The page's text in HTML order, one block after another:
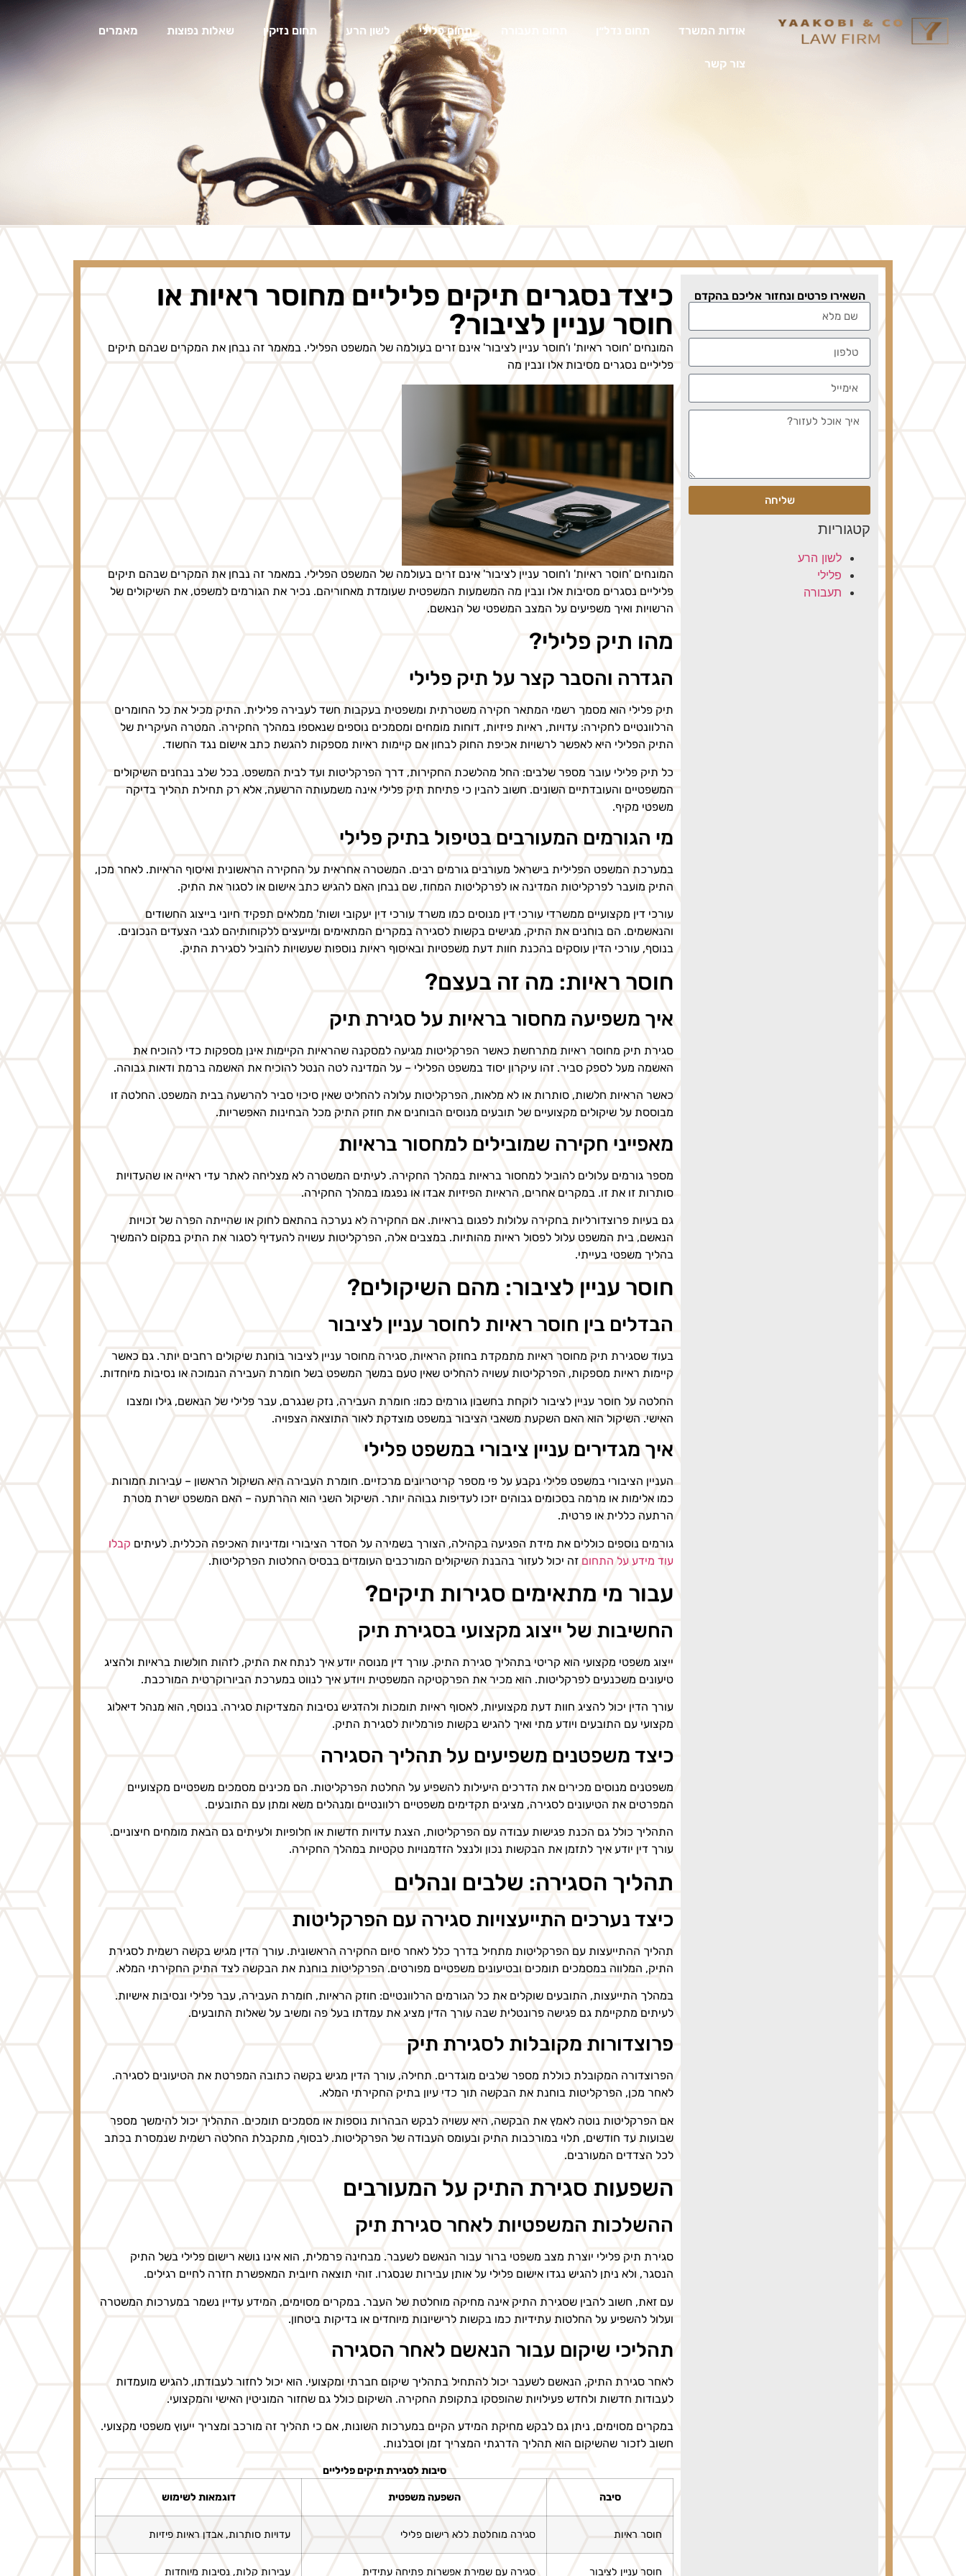
אודות המשרד תחום נדל״ן תחום תעבורה תחום פלילי לשון הרע תחום נזיקין שאלות נפוצות מאמרים
צור קשר
השאירו פרטים ונחזור אליכם בהקדם
שליחה
קטגוריות
לשון הרע
פלילי
תעבורה
כיצד נסגרים תיקים פליליים מחוסר ראיות או
חוסר עניין לציבור?
המונחים 'חוסר ראיות' ו'חוסר עניין לציבור' אינם זרים בעולמה של המשפט הפלילי. במאמר זה נבחן את המקרים שבהם תיקים
פליליים נסגרים מסיבות אלו ונבין מה
המונחים 'חוסר ראיות' ו'חוסר עניין לציבור' אינם זרים בעולמה של המשפט הפלילי. במאמר זה נבחן את המקרים שבהם תיקים
פליליים נסגרים מסיבות אלו ונבין מה המשמעות המשפטית שעומדת מאחוריהם. נכיר את הגורמים למשפט, את השיקולים של
הרשויות ואיך משפיעים על המצב המשפטי של הנאשם.
מהו תיק פלילי?
הגדרה והסבר קצר על תיק פלילי
תיק פלילי הוא מסמך רשמי המתאר חקירה משטרתית ומשפטית בעקבות חשד לעבירה פלילית. התיק מכיל את כל החומרים
הרלוונטיים לחקירה: עדויות, ראיות פיזיות, דוחות מומחים ומסמכים נוספים שנאספו במהלך החקירה. המטרה העיקרית של
התיק הפלילי היא לאפשר לרשויות אכיפת החוק לבחון אם קיימות ראיות מספקות להגשת כתב אישום נגד החשוד.
כל תיק פלילי עובר מספר שלבים: החל מהלשכת החקירות, דרך הפרקליטות ועד לבית המשפט. בכל שלב נבחנים השיקולים
המשפטיים והעובדתיים השונים. חשוב להבין כי פתיחת תיק פלילי אינה משמעותה הרשעה, אלא רק תחילת תהליך בדיקה
משפטי מקיף.
מי הגורמים המעורבים בטיפול בתיק פלילי
במערכת המשפט הפלילית בישראל מעורבים גורמים רבים. המשטרה אחראית על החקירה הראשונית ואיסוף הראיות. לאחר מכן,
התיק מועבר לפרקליטות המדינה או לפרקליטות המחוז, שם נבחן האם להגיש כתב אישום או לסגור את התיק.
עורכי דין מקצועיים ממשרדי עורכי דין מנוסים כמו משרד עורכי דין יעקובי ושות' ממלאים תפקיד חיוני בייצוג החשודים
והנאשמים. הם בוחנים את התיק, מגישים בקשות לסגירה במקרים המתאימים ומייעצים ללקוחותיהם לגבי הצעדים הנכונים.
בנוסף, עורכי הדין עוסקים בהכנת חוות דעת משפטיות ובאיסוף ראיות נוספות שעשויות להוביל לסגירת התיק.
חוסר ראיות: מה זה בעצם?
איך משפיעה מחסור בראיות על סגירת תיק
סגירת תיק מחוסר ראיות מתרחשת כאשר הפרקליטות מגיעה למסקנה שהראיות הקיימות אינן מספקות כדי להוכיח את
האשמה מעל לספק סביר. זהו עיקרון יסוד במשפט הפלילי – על המדינה לטה הנטל להוכיח את האשמה ברמת ודאות גבוהה.
כאשר הראיות חלשות, סותרות או לא מלאות, הפרקליטות עלולה להחליט שאין סיכוי סביר להרשעה בבית המשפט. החלטה זו
מבוססת על שיקולים מקצועיים של תובעים מנוסים הבוחנים את חוזק התיק מכל הבחינות האפשריות.
מאפייני חקירה שמובילים למחסור בראיות
מספר גורמים עלולים להוביל למחסור בראיות במהלך החקירה. לעיתים המשטרה לא מצליחה לאתר עדי ראייה או שהעדויות
סותרות זו את זו. במקרים אחרים, הראיות הפיזיות אבדו או נפגמו במהלך החקירה.
גם בעיות פרוצדורליות בחקירה עלולות לפגום בראיות. אם החקירה לא נערכה בהתאם לחוק או שהייתה הפרה של זכויות
הנאשם, בית המשפט עלול לפסול ראיות מהותיות. במצבים אלה, הפרקליטות עשויה להעדיף לסגור את התיק במקום להמשיך
בהליך משפטי בעייתי.
חוסר עניין לציבור: מהם השיקולים?
הבדלים בין חוסר ראיות לחוסר עניין לציבור
בעוד שסגירת תיק מחוסר ראיות מתמקדת בחוזק הראיות, סגירה מחוסר עניין לציבור בוחנת שיקולים רחבים יותר. גם כאשר
קיימות ראיות מספקות, הפרקליטות עשויה להחליט שאין טעם במשך המשפט בשל חומרת העבירה הנמוכה או נסיבות מיוחדות.
החלטה על חוסר עניין לציבור לוקחת בחשבון גורמים כמו: חומרת העבירה, נזק שנגרם, עבר פלילי של הנאשם, גילו ומצבו
האישי. השיקול הוא האם השקעת משאבי הציבור במשפט מוצדקת לאור התוצאה הצפויה.
איך מגדירים עניין ציבורי במשפט פלילי
העניין הציבורי במשפט פלילי נקבע על פי מספר קריטריונים מרכזיים. חומרת העבירה היא השיקול הראשון – עבירות חמורות
כמו אלימות או מרמה בסכומים גבוהים יזכו לעדיפות גבוהה יותר. השיקול השני הוא ההרתעה – האם המשפט ישרת מטרת
הרתעה כללית או פרטית.
גורמים נוספים כוללים את מידת הפגיעה בקהילה, הצורך בשמירה על הסדר הציבורי ומדיניות האכיפה הכללית. לעיתים קבלו
עוד מידע על התחום זה יכול לעזור בהבנת השיקולים המורכבים העומדים בבסיס החלטות הפרקליטות.
עבור מי מתאימים סגירות תיקים?
החשיבות של ייצוג מקצועי בסגירת תיק
ייצוג משפטי מקצועי הוא קריטי בתהליך סגירת התיק. עורך דין מנוסה יודע איך לנתח את התיק, לזהות חולשות בראיות ולהציג
טיעונים משכנעים לפרקליטות. הוא מכיר את הפרקטיקה המשפטית ויודע איך לנווט במערכת הביורוקרטית המורכבת.
עורך הדין יכול להציג חוות דעת מקצועיות, לאסוף ראיות תומכות ולהדגיש נסיבות המצדיקות סגירה. בנוסף, הוא מנהל דיאלוג
מקצועי עם התובעים ויודע מתי ואיך להגיש בקשות פורמליות לסגירת התיק.
כיצד משפטנים משפיעים על תהליך הסגירה
משפטנים מנוסים מכירים את הדרכים היעילות להשפיע על החלטת הפרקליטות. הם מכינים מסמכים משפטיים מקצועיים
המפרטים את הטיעונים לסגירה, מציגים תקדימים משפטיים רלוונטיים ומנהלים משא ומתן עם התובעים.
התהליך כולל גם הכנת פגישות עבודה עם הפרקליטות, הצגת עדויות חדשות או חלופיות ולעיתים גם הבאת מומחים חיצוניים.
עורך דין יודע איך לתזמן את הבקשות נכון ולנצל הזדמנויות טקטיות במהלך החקירה.
תהליך הסגירה: שלבים ונהלים
כיצד נערכים התייעצויות סגירה עם הפרקליטות
תהליך ההתייעצות עם הפרקליטות מתחיל בדרך כלל לאחר סיום החקירה הראשונית. עורך הדין מגיש בקשה רשמית לסגירת
התיק, המלווה במסמכים תומכים ובטיעונים משפטיים מפורטים. הפרקליטות בוחנת את הבקשה לצד התיק החקירתי המלא.
במהלך התייעצות, התובעים שוקלים את כל הגורמים הרלוונטיים: חוזק הראיות, חומרת העבירה, עבר פלילי ונסיבות אישיות.
לעיתים מתקיימת גם פגישה פרונטלית שבה עורך הדין מציג את עמדתו בעל פה ומשיב על שאלות התובעים.
פרוצדורות מקובלות לסגירת תיק
הפרוצדורה המקובלת כוללת מספר שלבים מוגדרים. תחילה, עורך הדין מגיש בקשה כתובה המפרטת את הטיעונים לסגירה.
לאחר מכן, הפרקליטות בוחנת את הבקשה תוך כדי עיון בתיק החקירתי המלא.
אם הפרקליטות נוטה לאמץ את הבקשה, היא עשויה לבקש הבהרות נוספות או מסמכים תומכים. התהליך יכול להימשך מספר
שבועות עד חודשים, תלוי במורכבות התיק ובעומס העבודה של הפרקליטות. לבסוף, מתקבלת החלטה רשמית שנמסרת בכתב
לכל הצדדים המעורבים.
השפעות סגירת התיק על המעורבים
ההשלכות המשפטיות לאחר סגירת תיק
סגירת תיק פלילי יוצרת מצב משפטי ברור עבור הנאשם לשעבר. מבחינה פרמלית, הוא אינו נושא רישום פלילי בשל התיק
הנסגר, ולא ניתן להגיש נגדו אישום פלילי על אותן עבירות שנסגרו. זוהי תוצאה חיובית המאפשרת חזרה לחיים רגילים.
עם זאת, חשוב להבין שסגירת התיק אינה מחיקה מוחלטת של העבר. במקרים מסוימים, המידע עדיין נשמר במערכות המשטרה
ועלול להשפיע על החלטות עתידיות כמו בקשות לרישיונות מיוחדים או בדיקות ביטחון.
תהליכי שיקום עבור הנאשם לאחר הסגירה
לאחר סגירת התיק, הנאשם לשעבר יכול להתחיל בתהליך שיקום חברתי ומקצועי. הוא יכול לחזור לעבודתו, להגיש מועמדות
לעבודות חדשות ולחדש פעילויות שהופסקו בתקופת החקירה. השיקום כולל גם שחזור המוניטין האישי והמקצועי.
במקרים מסוימים, ניתן גם לבקש מחיקת המידע הקיים במערכות השונות, אם כי תהליך זה מורכב ומצריך ייעוץ משפטי מקצועי.
חשוב לזכור שהשיקום הוא תהליך הדרגתי המצריך זמן וסבלנות.
סיבות לסגירת תיקים פליליים
סיבה השפעה משפטית דוגמאות לשימוש
חוסר ראיות סגירה מוחלטת ללא רישום פלילי עדויות סותרות, אבדן ראיות פיזיות
חוסר עניין לציבור סגירה עם שמירת אפשרות פתיחה עתידית עבירות קלות, נסיבות מיוחדות